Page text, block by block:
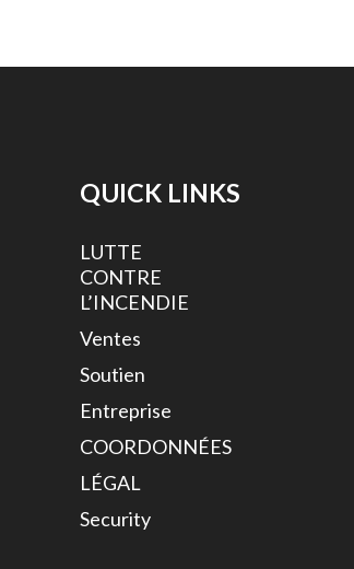
QUICK LINKS
LUTTE
CONTRE
L’INCENDIE
Ventes
Soutien
Entreprise
COORDONNÉES
LÉGAL
Security